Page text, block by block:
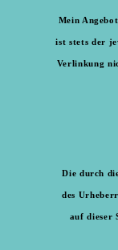
Mein
ist stets der
Verlinkung
Die durch
des
auf dieser